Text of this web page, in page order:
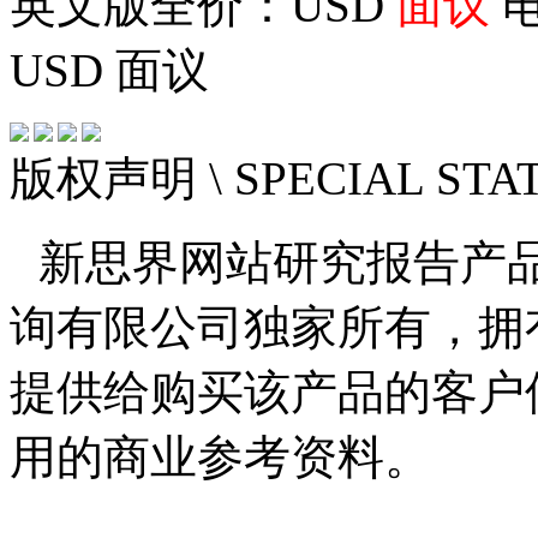
USD 面议
版权声明 \ SPECIAL
新思界网站研究报告产
询有限公司独家所有，
提供给购买该产品的客
用的商业参考资料。